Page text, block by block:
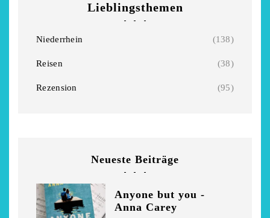
Lieblingsthemen
Niederrhein (138)
Reisen (38)
Rezension (95)
Neueste Beiträge
Anyone but you -
Anna Carey